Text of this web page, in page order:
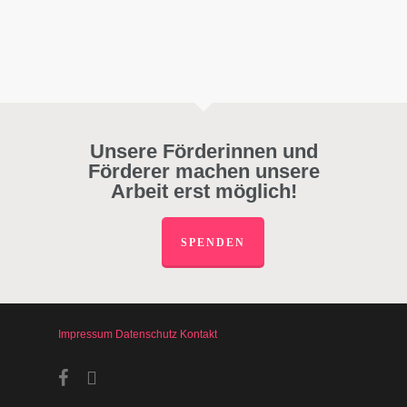
Unsere Förderinnen und
Förderer machen unsere
Arbeit erst möglich!
SPENDEN
Impressum Datenschutz Kontakt
facebookinstagram